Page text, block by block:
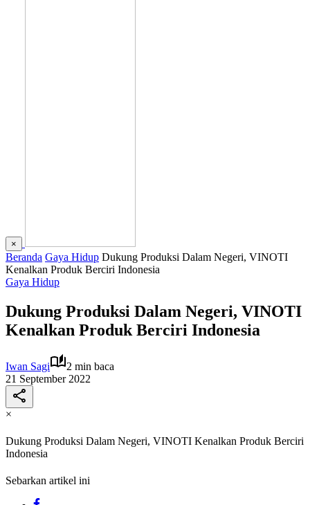
×
Beranda Gaya Hidup Dukung Produksi Dalam Negeri, VINOTI
Kenalkan Produk Berciri Indonesia
Gaya Hidup
Dukung Produksi Dalam Negeri, VINOTI
Kenalkan Produk Berciri Indonesia
Iwan Sagi
2 min baca
21 September 2022
×
Dukung Produksi Dalam Negeri, VINOTI Kenalkan Produk Berciri
Indonesia
Sebarkan artikel ini